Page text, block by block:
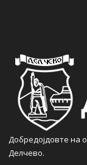
Добредојдовте на
Делчево.